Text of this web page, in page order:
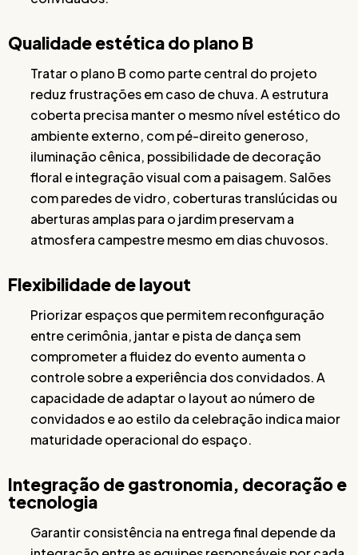
Qualidade estética do plano B
Tratar o plano B como parte central do projeto
reduz frustrações em caso de chuva. A estrutura
coberta precisa manter o mesmo nível estético do
ambiente externo, com pé-direito generoso,
iluminação cênica, possibilidade de decoração
floral e integração visual com a paisagem. Salões
com paredes de vidro, coberturas translúcidas ou
aberturas amplas para o jardim preservam a
atmosfera campestre mesmo em dias chuvosos.
Flexibilidade de layout
Priorizar espaços que permitem reconfiguração
entre cerimônia, jantar e pista de dança sem
comprometer a fluidez do evento aumenta o
controle sobre a experiência dos convidados. A
capacidade de adaptar o layout ao número de
convidados e ao estilo da celebração indica maior
maturidade operacional do espaço.
Integração de gastronomia, decoração e
tecnologia
Garantir consistência na entrega final depende da